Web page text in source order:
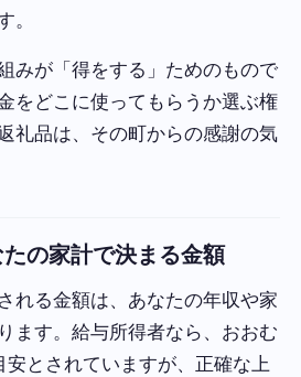
。
みが「得をする」ためのもので
をどこに使ってもらうか選ぶ権
礼品は、その町からの感謝の気
の家計で決まる金額
れる金額は、あなたの年収や家
ます。給与所得者なら、おおむ
とされていますが、正確な上